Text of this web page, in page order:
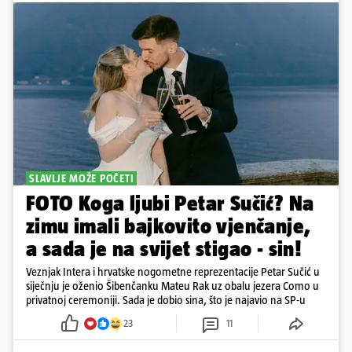
SLAVLJE MOŽE POČETI
FOTO Koga ljubi Petar Sučić? Na
zimu imali bajkovito vjenčanje,
a sada je na svijet stigao - sin!
Veznjak Intera i hrvatske nogometne reprezentacije Petar Sučić u
siječnju je oženio Šibenčanku Mateu Rak uz obalu jezera Como u
privatnoj ceremoniji. Sada je dobio sina, što je najavio na SP-u
23 11